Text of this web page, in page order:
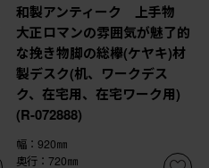
和製アンティーク 上手物
大正ロマンの雰囲気が魅了的
な挽き物脚の総欅(ケヤキ)材
製デスク(机、ワークデス
ク、在宅用、在宅ワーク用)
(R-072888)
幅：920㎜
奥行：720㎜